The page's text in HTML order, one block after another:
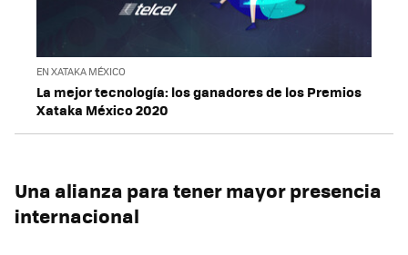
EN XATAKA MÉXICO
La mejor tecnología: los ganadores de los Premios
Xataka México 2020
Una alianza para tener mayor presencia
internacional